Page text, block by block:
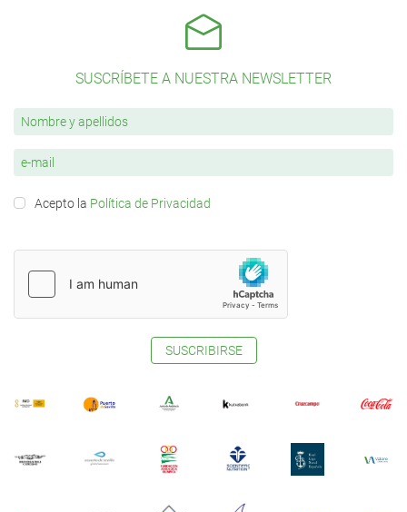
SUSCRÍBETE A NUESTRA NEWSLETTER
Acepto la Política de Privacidad
SUSCRIBIRSE